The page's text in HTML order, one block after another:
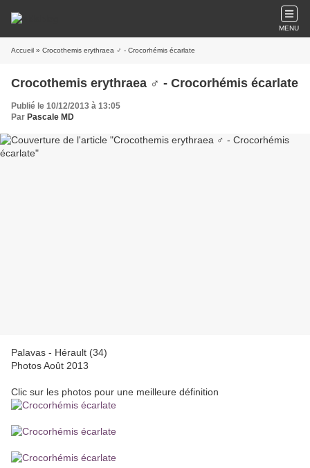
MENU
Accueil » Crocothemis erythraea ♂ - Crocorhémis écarlate
Crocothemis erythraea ♂ - Crocorhémis écarlate
Publié le 10/12/2013 à 13:05
Par Pascale MD
Palavas - Hérault (34)
Photos Août 2013
Clic sur les photos pour une meilleure définition